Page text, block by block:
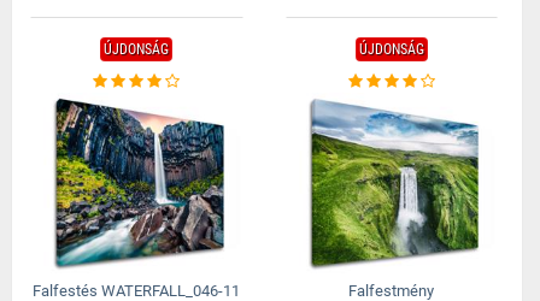
ÚJDONSÁG
Falfestés WATERFALL_046-11
ÚJDONSÁG
Falfestmény